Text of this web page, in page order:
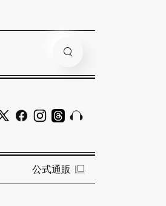
公式通販